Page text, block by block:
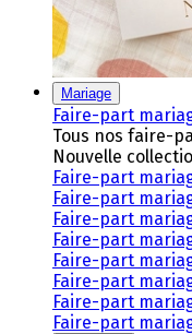
Mariage
Faire-part
Tous nos faire-
Nouvelle
Faire-part
Faire-part
Faire-part
Faire-part
Faire-part
Faire-part
Faire-part
Faire-part